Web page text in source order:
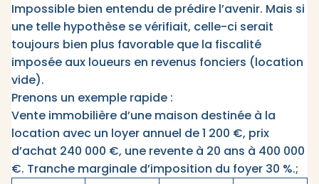
Impossible bien entendu de prédire l’avenir. Mais si
une telle hypothèse se vérifiait, celle-ci serait
toujours bien plus favorable que la fiscalité
imposée aux loueurs en revenus fonciers (location
vide).
Prenons un exemple rapide :
Vente immobilière d’une maison destinée à la
location avec un loyer annuel de 1 200 €, prix
d’achat 240 000 €, une revente à 20 ans à 400 000
€. Tranche marginale d’imposition du foyer 30 %.;